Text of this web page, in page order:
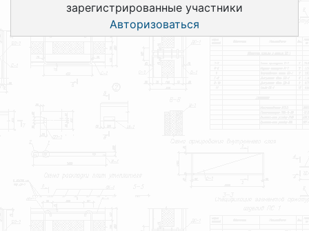
зарегистрированные участники
Авторизоваться